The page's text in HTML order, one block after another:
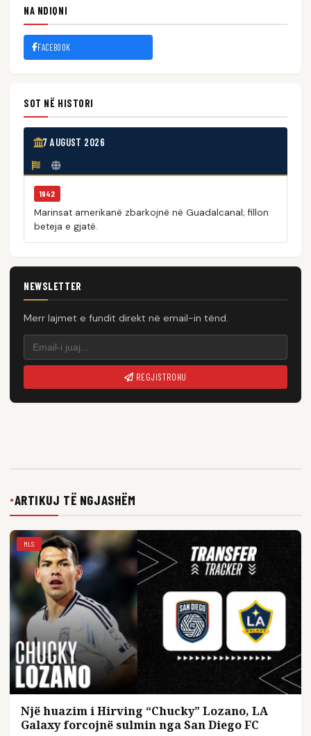
NA NDIQNI
FACEBOOK
SOT NË HISTORI
7 AUGUST 2026
1942
Marinsat amerikanë zbarkojnë në Guadalcanal; fillon
beteja e gjatë.
NEWSLETTER
Merr lajmet e fundit direkt në email-in tënd.
REGJISTROHU
●ARTIKUJ TË NGJASHËM
MLS
Një huazim i Hirving “Chucky” Lozano, LA
Galaxy forcojnë sulmin nga San Diego FC